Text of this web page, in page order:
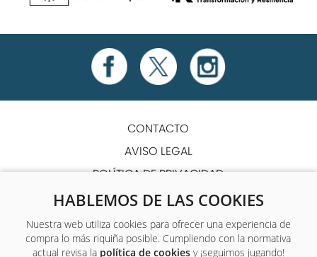
HABLEMOS DE LAS COOKIES
Nuestra web utiliza cookies para ofrecer una experiencia de
compra lo más riquiña posible. Cumpliendo con la normativa
actual revisa la política de cookiesy ¡seguimos jugando!
CONTACTO
AVISO LEGAL
POLÍTICA DE PRIVACIDAD
POLÍTICA DE COOKIES
TÉRMINOS Y CONDICIONES
ACCESIBILIDAD